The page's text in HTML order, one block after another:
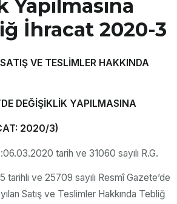
İhracat 2020-3
VE TESLİMLER HAKKINDA
DEĞİŞİKLİK YAPILMASINA
2020/3)
tarih ve 31060 sayılı R.G.
tarihli ve 25709 sayılı Resmî Gazete’de
Satış ve Teslimler Hakkında Tebliğ